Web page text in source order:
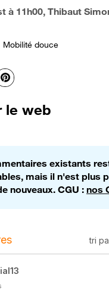
à 11h00, Thibaut
Mobilité douce
Pinterest
le web
existants
mais il n'est plus
nouveaux. CGU : nos